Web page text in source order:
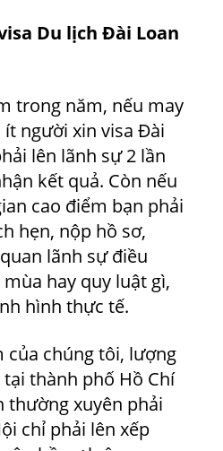
Du lịch Đài Loan
trong năm, nếu may
người xin visa Đài
lên lãnh sự 2 lần
kết quả. Còn nếu
cao điểm bạn phải
hẹn, nộp hồ sơ,
lãnh sự điều
hay quy luật gì,
hình thực tế.
của chúng tôi, lượng
thành phố Hồ Chí
thường xuyên phải
chỉ phải lên xếp